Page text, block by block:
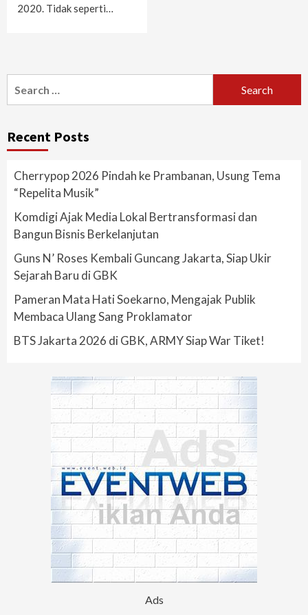
2020. Tidak seperti…
for:
Recent Posts
Cherrypop 2026 Pindah ke Prambanan, Usung Tema
“Repelita Musik”
Komdigi Ajak Media Lokal Bertransformasi dan
Bangun Bisnis Berkelanjutan
Guns N’ Roses Kembali Guncang Jakarta, Siap Ukir
Sejarah Baru di GBK
Pameran Mata Hati Soekarno, Mengajak Publik
Membaca Ulang Sang Proklamator
BTS Jakarta 2026 di GBK, ARMY Siap War Tiket!
Ads